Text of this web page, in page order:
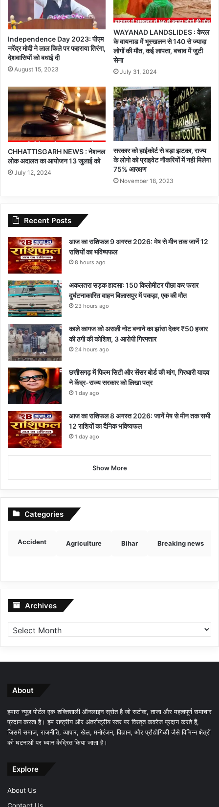
Independence Day 2023: पीएम
नरेंद्र मोदी ने लाल किले पर फहराया तिरंगा,
देशवासियों को बधाई दी
August 15, 2023
WAYANAD LANDSLIDES : केरल
के वायनाड में भूस्खलन से 140 से ज्यादा
लोगों की मौत, कई लापता, बचाव में जुटी
सेना
July 31, 2024
CHHATTISGARH NEWS : नेशनल
लोक अदालत का आयोजन 13 जुलाई को
July 12, 2024
सरकार को हाईकोर्ट से बड़ा झटका, राज्य
के लोगो को प्राइवेट नौकरियों में नही मिलेगा
75% आरक्षण
November 18, 2023
Recent Posts
आज का राशिफल 9 अगस्त 2026: मेष से मीन तक जानें 12
राशियों का भविष्यफल
8 hours ago
अकलतरा सड़क हादसा: 150 किलोमीटर पीछा कर फरार
दुर्घटनाकारित वाहन बिलासपुर में पकड़ा, एक की मौत
23 hours ago
काले कागज को असली नोट बनाने का झांसा देकर ₹50 हजार
की ठगी की कोशिश, 3 आरोपी गिरफ्तार
24 hours ago
छत्तीसगढ़ में फिल्म सिटी और सेंसर बोर्ड की मांग, गिरधारी यादव
ने केंद्र-राज्य सरकार को लिखा पत्र
1 day ago
आज का राशिफल 8 अगस्त 2026: जानें मेष से मीन तक सभी
12 राशियों का दैनिक भविष्यफल
1 day ago
Show More
Categories
Accident Agriculture Bihar Breaking news
Archives Archives
About
हमारा न्यूज़ पोर्टल एक शक्तिशाली ऑनलाइन स्रोत है जो सटीक, ताजा और महत्वपूर्ण समाचार
प्रदान करता है। हम राष्ट्रीय और अंतर्राष्ट्रीय स्तर पर विस्तृत कवरेज प्रदान करते हैं,
जिसमें समाज, राजनीति, व्यापार, खेल, मनोरंजन, विज्ञान, और प्रौद्योगिकी जैसे विभिन्न क्षेत्रों
की घटनाओं पर ध्यान केंद्रित किया जाता है।
Explore
About Us